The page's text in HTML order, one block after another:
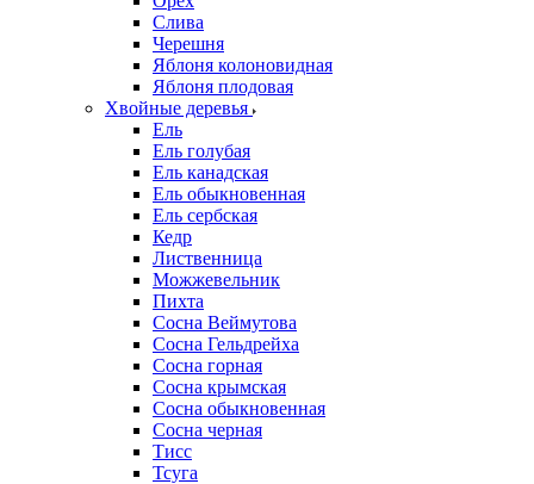
Слива
Черешня
Яблоня колоновидная
Яблоня плодовая
Хвойные деревья
Ель
Ель голубая
Ель канадская
Ель обыкновенная
Ель сербская
Кедр
Лиственница
Можжевельник
Пихта
Сосна Веймутова
Сосна Гельдрейха
Сосна горная
Сосна крымская
Сосна обыкновенная
Сосна черная
Тисс
Тсуга